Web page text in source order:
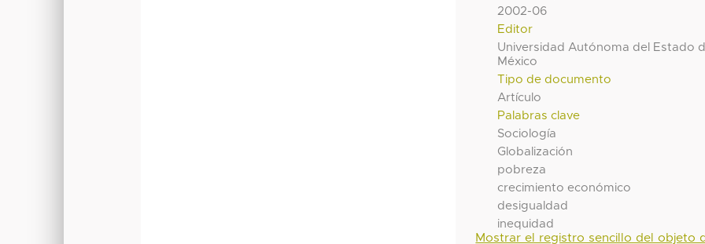
2002-06
Editor
Universidad Autónoma del Estado
México
Tipo de documento
Artículo
Palabras clave
Sociología
Globalización
pobreza
crecimiento económico
desigualdad
inequidad
Mostrar el registro sencillo del objeto